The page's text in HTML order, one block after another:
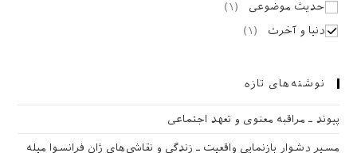
حدیث موضوعی
( ۱ )
دنیا و آخرت
( ۱ )
نوشته‌های تازه
پیوند ـ مراقبه‌ معنوی و تعهد اجتماعی
مسیرِ دشوار بازنمایی واقعیت ـ زندگی و نقاشی‌های ژان فرانسوا میله